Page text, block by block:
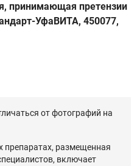
принимающая претензии
УфаВИТА, 450077,
от фотографий на
размещенная
включает